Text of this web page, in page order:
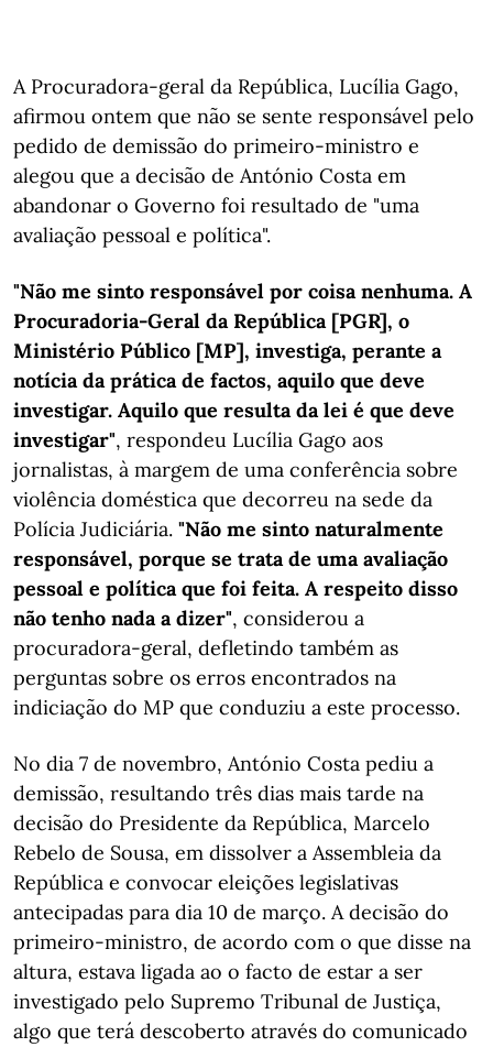
A Procuradora-geral da República, Lucília Gago,
afirmou ontem que não se sente responsável pelo
pedido de demissão do primeiro-ministro e
alegou que a decisão de António Costa em
abandonar o Governo foi resultado de "uma
avaliação pessoal e política".
"Não me sinto responsável por coisa nenhuma. A
Procuradoria-Geral da República [PGR], o
Ministério Público [MP], investiga, perante a
notícia da prática de factos, aquilo que deve
investigar. Aquilo que resulta da lei é que deve
investigar", respondeu Lucília Gago aos
jornalistas, à margem de uma conferência sobre
violência doméstica que decorreu na sede da
Polícia Judiciária. "Não me sinto naturalmente
responsável, porque se trata de uma avaliação
pessoal e política que foi feita. A respeito disso
não tenho nada a dizer", considerou a
procuradora-geral, defletindo também as
perguntas sobre os erros encontrados na
indiciação do MP que conduziu a este processo.
No dia 7 de novembro, António Costa pediu a
demissão, resultando três dias mais tarde na
decisão do Presidente da República, Marcelo
Rebelo de Sousa, em dissolver a Assembleia da
República e convocar eleições legislativas
antecipadas para dia 10 de março. A decisão do
primeiro-ministro, de acordo com o que disse na
altura, estava ligada ao o facto de estar a ser
investigado pelo Supremo Tribunal de Justiça,
algo que terá descoberto através do comunicado